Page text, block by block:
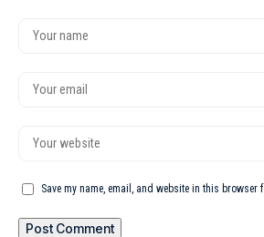
Save my name, email, and website in this browser